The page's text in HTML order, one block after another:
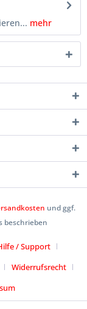
mehr
und ggf.
beschrieben
/ Support
Widerrufsrecht